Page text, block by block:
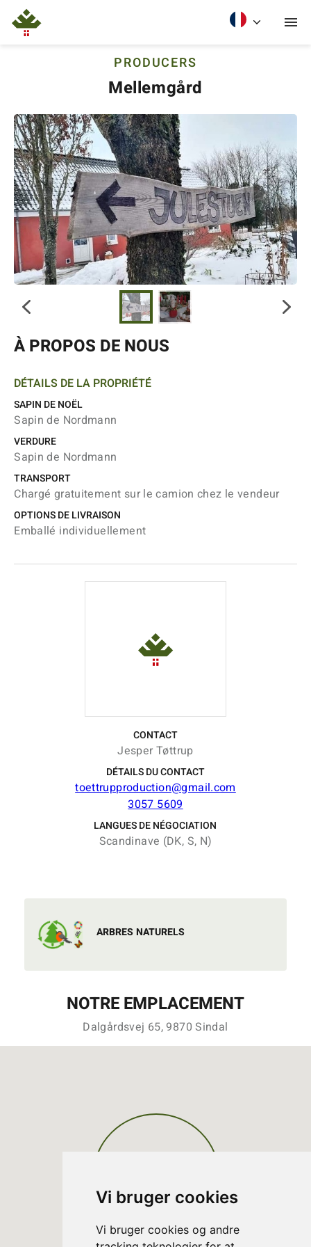
Vi bruger cookies
Vi bruger cookies og andre
PRODUCERS
Mellemgård
À PROPOS DE NOUS
DÉTAILS DE LA PROPRIÉTÉ
SAPIN DE NOËL
Sapin de Nordmann
VERDURE
Sapin de Nordmann
TRANSPORT
Chargé gratuitement sur le camion chez le vendeur
OPTIONS DE LIVRAISON
Emballé individuellement
CONTACT
Jesper Tøttrup
DÉTAILS DU CONTACT
toettrupproduction@gmail.com
3057 5609
LANGUES DE NÉGOCIATION
Scandinave (DK, S, N)
ARBRES NATURELS
NOTRE EMPLACEMENT
Dalgårdsvej 65, 9870 Sindal